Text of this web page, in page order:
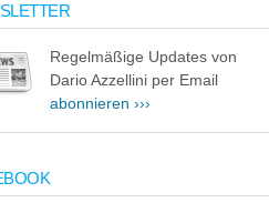
Regelmäßige Updates von
Dario Azzellini per Email
abonnieren ›››